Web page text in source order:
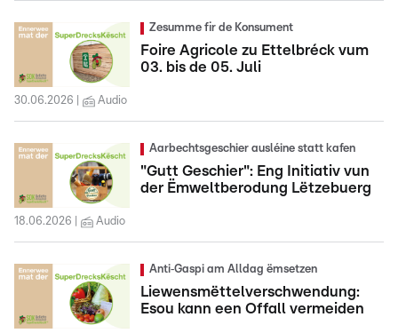
Zesumme fir de Konsument
Foire Agricole zu Ettelbréck vum
03. bis de 05. Juli
30.06.2026 Audio
Aarbechtsgeschier ausléine statt kafen
"Gutt Geschier": Eng Initiativ vun
der Ëmweltberodung Lëtzebuerg
18.06.2026 Audio
Anti‑Gaspi am Alldag ëmsetzen
Liewensmëttelverschwendung:
Esou kann een Offall vermeiden